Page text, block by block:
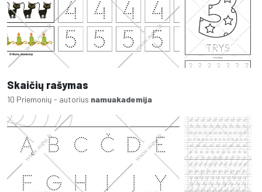
Skaičių rašymas
10 Priemonių - autorius namuakademija